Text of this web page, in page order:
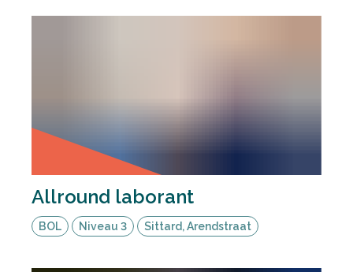
Allround laborant
BOL Niveau 3 Sittard, Arendstraat